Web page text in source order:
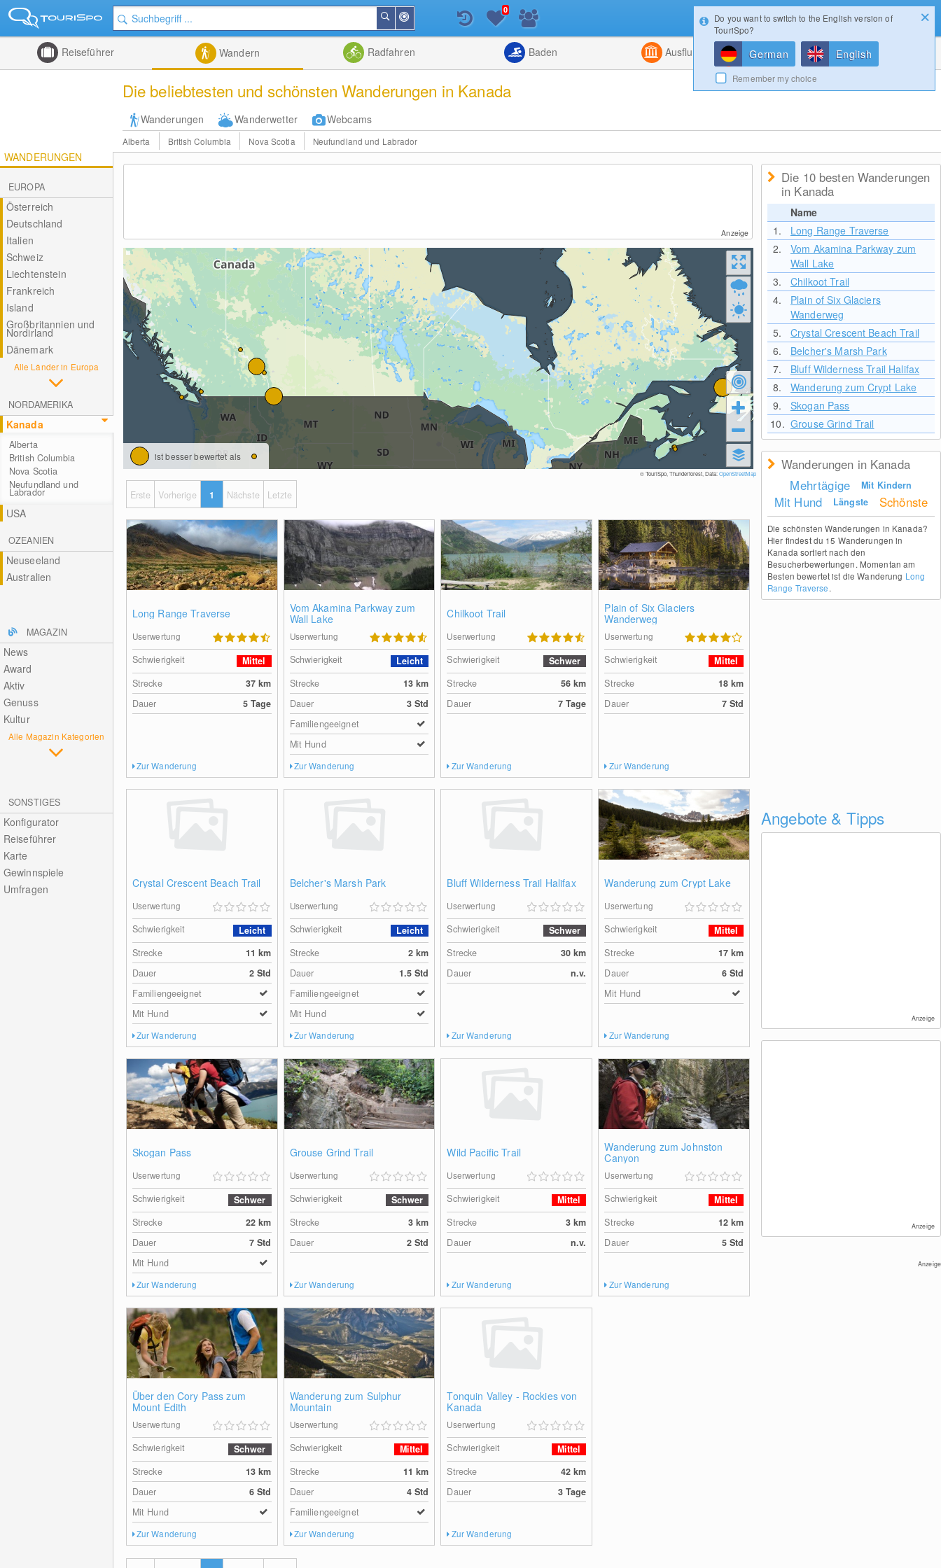
der
Nähe
Suchen
Listenansicht
Kombiniert
0
Reiseführer Wandern Radfahren Baden Ausflugsziele Magazin
Die beliebtesten und schönsten Wanderungen in Kanada
Wanderungen Wanderwetter Webcams
Alberta British Columbia Nova Scotia Neufundland und Labrador
WANDERUNGEN
EUROPA
Österreich
Deutschland
Italien
Schweiz
Liechtenstein
Frankreich
Island
Großbritannien und
Nordirland
Dänemark
Alle Länder in Europa
NORDAMERIKA
Kanada
Alberta
British Columbia
Nova Scotia
Neufundland und
Labrador
USA
OZEANIEN
Neuseeland
Australien
MAGAZIN
News
Award
Aktiv
Genuss
Kultur
Alle Magazin Kategorien
SONSTIGES
Konfigurator
Reiseführer
Karte
Gewinnspiele
Umfragen
Anzeige
ist besser bewertet als
© TouriSpo, Thunderforest, Data:OpenStreetMap
Erste Vorherige 1 Nächste Letzte
Long Range Traverse
Userwertung
Schwierigkeit
Mittel
Strecke
37km
Dauer
5 Tage
Zur Wanderung
Vom Akamina Parkway zum
Wall Lake
Userwertung
Schwierigkeit
Leicht
Strecke
13km
Dauer
3 Std
Familiengeeignet
Mit Hund
Zur Wanderung
Chilkoot Trail
Userwertung
Schwierigkeit
Schwer
Strecke
56km
Dauer
7 Tage
Zur Wanderung
Plain of Six Glaciers
Wanderweg
Userwertung
Schwierigkeit
Mittel
Strecke
18 km
Dauer
7 Std
Zur Wanderung
Crystal Crescent Beach Trail
Userwertung
Schwierigkeit
Leicht
Strecke
11km
Dauer
2 Std
Familiengeeignet
Mit Hund
Zur Wanderung
Belcher's Marsh Park
Userwertung
Schwierigkeit
Leicht
Strecke
2km
Dauer
1.5 Std
Familiengeeignet
Mit Hund
Zur Wanderung
Bluff Wilderness Trail Halifax
Userwertung
Schwierigkeit
Schwer
Strecke
30km
Dauer
n.v.
Zur Wanderung
Wanderung zum Crypt Lake
Userwertung
Schwierigkeit
Mittel
Strecke
17 km
Dauer
6 Std
Mit Hund
Zur Wanderung
Skogan Pass
Userwertung
Schwierigkeit
Schwer
Strecke
22km
Dauer
7 Std
Mit Hund
Zur Wanderung
Grouse Grind Trail
Userwertung
Schwierigkeit
Schwer
Strecke
3km
Dauer
2 Std
Zur Wanderung
Wild Pacific Trail
Userwertung
Schwierigkeit
Mittel
Strecke
3km
Dauer
n.v.
Zur Wanderung
Wanderung zum Johnston
Canyon
Userwertung
Schwierigkeit
Mittel
Strecke
12 km
Dauer
5 Std
Zur Wanderung
Über den Cory Pass zum
Mount Edith
Userwertung
Schwierigkeit
Schwer
Strecke
13km
Dauer
6 Std
Mit Hund
Zur Wanderung
Wanderung zum Sulphur
Mountain
Userwertung
Schwierigkeit
Mittel
Strecke
11km
Dauer
4 Std
Familiengeeignet
Zur Wanderung
Tonquin Valley - Rockies von
Kanada
Userwertung
Schwierigkeit
Mittel
Strecke
42km
Dauer
3 Tage
Zur Wanderung
Die 10 besten Wanderungen
in Kanada
Name
1.
Long Range Traverse
2.
Vom Akamina Parkway zum
Wall Lake
3.
Chilkoot Trail
4.
Plain of Six Glaciers
Wanderweg
5.
Crystal Crescent Beach Trail
6.
Belcher's Marsh Park
7.
Bluff Wilderness Trail Halifax
8.
Wanderung zum Crypt Lake
9.
Skogan Pass
10. Grouse Grind Trail
Wanderungen in Kanada
Mehrtägige
Mit Kindern
Mit Hund Längste Schönste
Die schönsten Wanderungen in Kanada?
Hier findest du 15 Wanderungen in
Kanada sortiert nach den
Besucherbewertungen. Momentan am
Besten bewertet ist die Wanderung Long
Range Traverse.
Angebote & Tipps
Anzeige
Anzeige
Anzeige
Login
Do you want to switch to the English version of
TouriSpo?
German English
Remember my choice
Konfigurator Gewinnspiele